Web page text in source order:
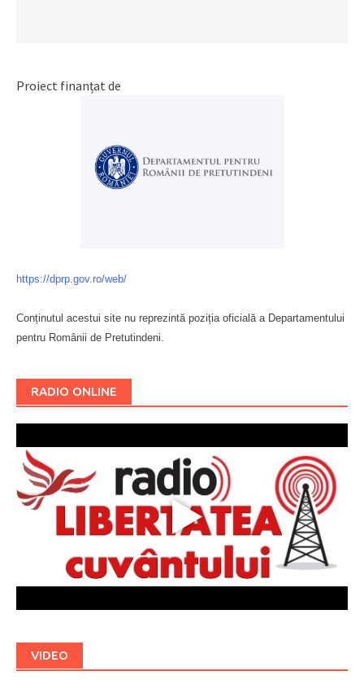
Proiect finanțat de
https://dprp.gov.ro/web/
Conținutul acestui site nu reprezintă poziția oficială a Departamentului
pentru Românii de Pretutindeni.
RADIO ONLINE
VIDEO